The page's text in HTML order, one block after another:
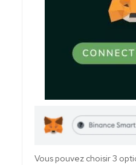
Vous pouvez choisir 3